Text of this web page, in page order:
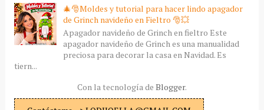
🎄🎅Moldes y tutorial para hacer lindo apagador
de Grinch navideño en Fieltro 🎅💥
Apagador navideño de Grinch en fieltro Este
apagador navideño de Grinch es una manualidad
preciosa para decorar la casa en Navidad. Es
tiern...
Con la tecnología de Blogger.